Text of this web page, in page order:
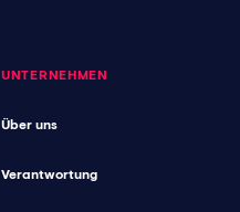
UNTERNEHMEN
Über uns
Verantwortung